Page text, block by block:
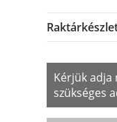
Kérjük adja
szükséges